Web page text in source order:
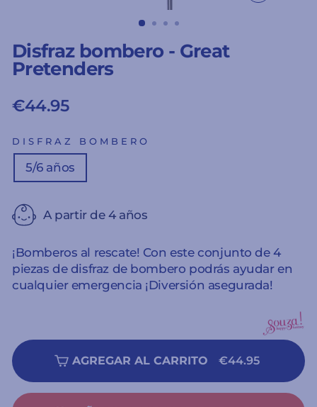
CERRAR
Disfraz bombero - Great
Pretenders
€44.95
DISFRAZ BOMBERO
5/6 años
A partir de 4 años
¡Bomberos al rescate! Con este conjunto de 4
piezas de disfraz de bombero podrás ayudar en
cualquier emergencia ¡Diversión asegurada!
AGREGAR AL CARRITO €44.95